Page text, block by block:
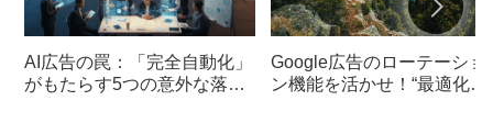
AI広告の罠：「完全自動化」
がもたらす5つの意外な落と
Google広告のローテーショ
ン機能を活かせ！“最適化し